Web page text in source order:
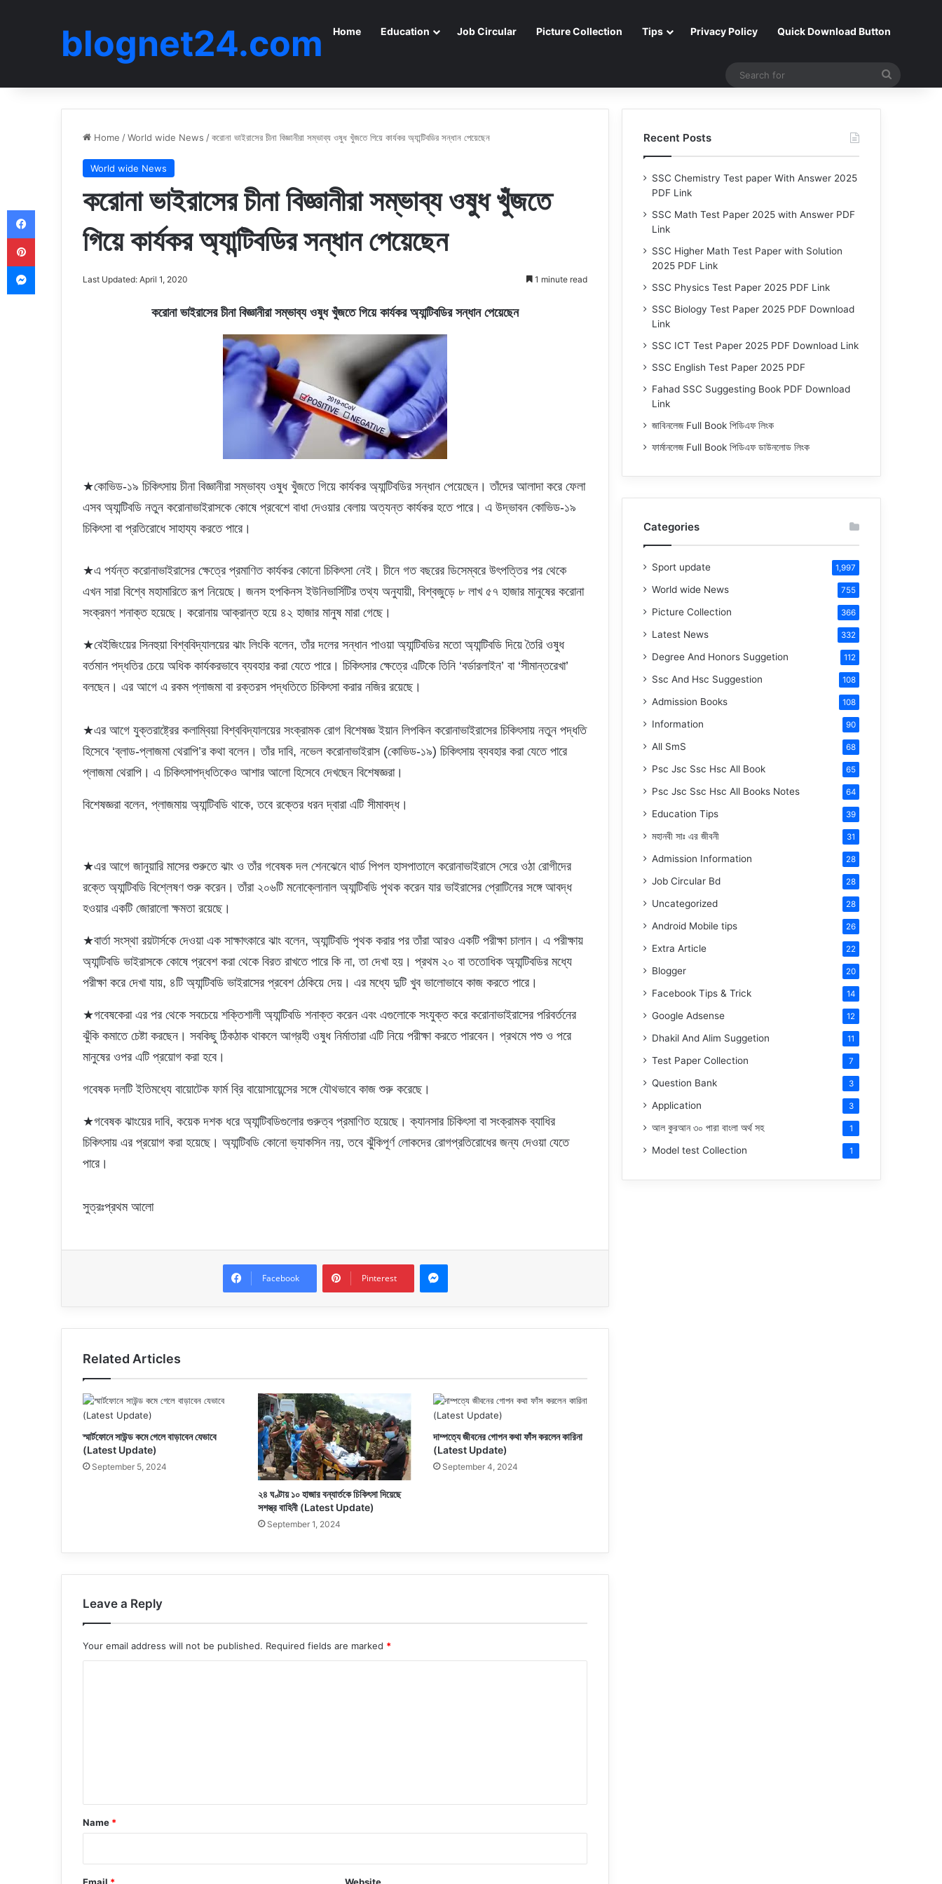
blognet24.com Home Education Job Circular Picture Collection Tips Privacy Policy Quick Download Button
Home /World wide News /করোনা ভাইরাসের চীনা বিজ্ঞানীরা সম্ভাব্য ওষুধ খুঁজতে গিয়ে কার্যকর অ্যান্টিবডির সন্ধান পেয়েছেন
World wide News
করোনা ভাইরাসের চীনা বিজ্ঞানীরা সম্ভাব্য ওষুধ খুঁজতে
গিয়ে কার্যকর অ্যান্টিবডির সন্ধান পেয়েছেন
Last Updated: April 1, 2020 1 minute read
করোনা ভাইরাসের চীনা বিজ্ঞানীরা সম্ভাব্য ওষুধ খুঁজতে গিয়ে কার্যকর অ্যান্টিবডির সন্ধান পেয়েছেন
★কোভিড-১৯ চিকিৎসায় চীনা বিজ্ঞানীরা সম্ভাব্য ওষুধ খুঁজতে গিয়ে কার্যকর অ্যান্টিবডির সন্ধান পেয়েছেন। তাঁদের আলাদা করে ফেলা
এসব অ্যান্টিবডি নতুন করোনাভাইরাসকে কোষে প্রবেশে বাধা দেওয়ার বেলায় অত্যন্ত কার্যকর হতে পারে। এ উদ্ভাবন কোভিড-১৯
চিকিৎসা বা প্রতিরোধে সাহায্য করতে পারে।
★এ পর্যন্ত করোনাভাইরাসের ক্ষেত্রে প্রমাণিত কার্যকর কোনো চিকিৎসা নেই। চীনে গত বছরের ডিসেম্বরে উৎপত্তির পর থেকে
এখন সারা বিশ্বে মহামারিতে রূপ নিয়েছে। জনস হপকিনস ইউনিভার্সিটির তথ্য অনুযায়ী, বিশ্বজুড়ে ৮ লাখ ৫৭ হাজার মানুষের করোনা
সংক্রমণ শনাক্ত হয়েছে। করোনায় আক্রান্ত হয়ে ৪২ হাজার মানুষ মারা গেছে।
★বেইজিংয়ের সিনহুয়া বিশ্ববিদ্যালয়ের ঝাং লিংকি বলেন, তাঁর দলের সন্ধান পাওয়া অ্যান্টিবডির মতো অ্যান্টিবডি দিয়ে তৈরি ওষুধ
বর্তমান পদ্ধতির চেয়ে অধিক কার্যকরভাবে ব্যবহার করা যেতে পারে। চিকিৎসার ক্ষেত্রে এটিকে তিনি ‘বর্ডারলাইন’ বা ‘সীমান্তরেখা’
বলছেন। এর আগে এ রকম প্লাজমা বা রক্তরস পদ্ধতিতে চিকিৎসা করার নজির রয়েছে।
★এর আগে যুক্তরাষ্ট্রের কলাম্বিয়া বিশ্ববিদ্যালয়ের সংক্রামক রোগ বিশেষজ্ঞ ইয়ান লিপকিন করোনাভাইরাসের চিকিৎসায় নতুন পদ্ধতি
হিসেবে ‘ব্লাড-প্লাজমা থেরাপি’র কথা বলেন। তাঁর দাবি, নভেল করোনাভাইরাস (কোভিড-১৯) চিকিৎসায় ব্যবহার করা যেতে পারে
প্লাজমা থেরাপি। এ চিকিৎসাপদ্ধতিকেও আশার আলো হিসেবে দেখছেন বিশেষজ্ঞরা।
বিশেষজ্ঞরা বলেন, প্লাজমায় অ্যান্টিবডি থাকে, তবে রক্তের ধরন দ্বারা এটি সীমাবদ্ধ।
★এর আগে জানুয়ারি মাসের শুরুতে ঝাং ও তাঁর গবেষক দল শেনঝেনে থার্ড পিপল হাসপাতালে করোনাভাইরাসে সেরে ওঠা রোগীদের
রক্তে অ্যান্টিবডি বিশ্লেষণ শুরু করেন। তাঁরা ২০৬টি মনোক্লোনাল অ্যান্টিবডি পৃথক করেন যার ভাইরাসের প্রোটিনের সঙ্গে আবদ্ধ
হওয়ার একটি জোরালো ক্ষমতা রয়েছে।
★বার্তা সংস্থা রয়টার্সকে দেওয়া এক সাক্ষাৎকারে ঝাং বলেন, অ্যান্টিবডি পৃথক করার পর তাঁরা আরও একটি পরীক্ষা চালান। এ পরীক্ষায়
অ্যান্টিবডি ভাইরাসকে কোষে প্রবেশ করা থেকে বিরত রাখতে পারে কি না, তা দেখা হয়। প্রথম ২০ বা ততোধিক অ্যান্টিবডির মধ্যে
পরীক্ষা করে দেখা যায়, ৪টি অ্যান্টিবডি ভাইরাসের প্রবেশ ঠেকিয়ে দেয়। এর মধ্যে দুটি খুব ভালোভাবে কাজ করতে পারে।
★গবেষকেরা এর পর থেকে সবচেয়ে শক্তিশালী অ্যান্টিবডি শনাক্ত করেন এবং এগুলোকে সংযুক্ত করে করোনাভাইরাসের পরিবর্তনের
ঝুঁকি কমাতে চেষ্টা করছেন। সবকিছু ঠিকঠাক থাকলে আগ্রহী ওষুধ নির্মাতারা এটি নিয়ে পরীক্ষা করতে পারবেন। প্রথমে পশু ও পরে
মানুষের ওপর এটি প্রয়োগ করা হবে।
গবেষক দলটি ইতিমধ্যে বায়োটেক ফার্ম ব্রি বায়োসায়েন্সের সঙ্গে যৌথভাবে কাজ শুরু করেছে।
★গবেষক ঝাংয়ের দাবি, কয়েক দশক ধরে অ্যান্টিবডিগুলোর গুরুত্ব প্রমাণিত হয়েছে। ক্যানসার চিকিৎসা বা সংক্রামক ব্যাধির
চিকিৎসায় এর প্রয়োগ করা হয়েছে। অ্যান্টিবডি কোনো ভ্যাকসিন নয়, তবে ঝুঁকিপূর্ণ লোকদের রোগপ্রতিরোধের জন্য দেওয়া যেতে
পারে।
সুত্রঃপ্রথম আলো
Facebook Pinterest
Messenger
Related Articles
স্মার্টফোনে সাউন্ড কমে গেলে বাড়াবেন যেভাবে
(Latest Update)
September 5, 2024
২৪ ঘণ্টায় ১০ হাজার বন্যার্তকে চিকিৎসা দিয়েছে
সশস্ত্র বাহিনী (Latest Update)
September 1, 2024
দাম্পত্যে জীবনের গোপন কথা ফাঁস করলেন কারিনা
(Latest Update)
September 4, 2024
Leave a Reply
Your email address will not be published. Required fields are marked *
*
Name *
Recent Posts
SSC Chemistry Test paper With Answer 2025
PDF Link
SSC Math Test Paper 2025 with Answer PDF
Link
SSC Higher Math Test Paper with Solution
2025 PDF Link
SSC Physics Test Paper 2025 PDF Link
SSC Biology Test Paper 2025 PDF Download
Link
SSC ICT Test Paper 2025 PDF Download Link
SSC English Test Paper 2025 PDF
Fahad SSC Suggesting Book PDF Download
Link
জাবিনলেজ Full Book পিডিএফ লিংক
ফার্মানলেজ Full Book পিডিএফ ডাউনলোড লিংক
Categories
Sport update 1,997
World wide News 755
Picture Collection 366
Latest News 332
Degree And Honors Suggetion 112
Ssc And Hsc Suggestion 108
Admission Books 108
Information 90
All SmS 68
Psc Jsc Ssc Hsc All Book 65
Psc Jsc Ssc Hsc All Books Notes 64
Education Tips 39
মহানবীসাঃ এর জীবনী 31
Admission Information 28
Job Circular Bd 28
Uncategorized 28
Android Mobile tips 26
Extra Article 22
Blogger 20
Facebook Tips & Trick 14
Google Adsense 12
Dhakil And Alim Suggetion 11
Test Paper Collection 7
Question Bank 3
Application 3
আল কুরআন ৩০ পারা বাংলা অর্থ সহ 1
Model test Collection 1
Facebook
Pinterest
Messenger